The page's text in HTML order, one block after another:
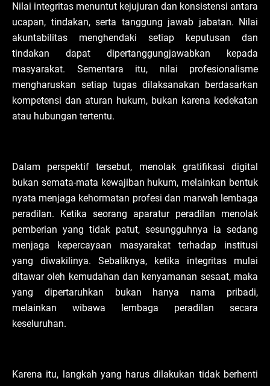
Nilai integritas menuntut kejujuran dan konsistensi antara
ucapan, tindakan, serta tanggung jawab jabatan. Nilai
akuntabilitas menghendaki setiap keputusan dan
tindakan dapat dipertanggungjawabkan kepada
masyarakat. Sementara itu, nilai profesionalisme
mengharuskan setiap tugas dilaksanakan berdasarkan
kompetensi dan aturan hukum, bukan karena kedekatan
atau hubungan tertentu.
Dalam perspektif tersebut, menolak gratifikasi digital
bukan semata-mata kewajiban hukum, melainkan bentuk
nyata menjaga kehormatan profesi dan marwah lembaga
peradilan. Ketika seorang aparatur peradilan menolak
pemberian yang tidak patut, sesungguhnya ia sedang
menjaga kepercayaan masyarakat terhadap institusi
yang diwakilinya. Sebaliknya, ketika integritas mulai
ditawar oleh kemudahan dan kenyamanan sesaat, maka
yang dipertaruhkan bukan hanya nama pribadi,
melainkan wibawa lembaga peradilan secara
keseluruhan.
Karena itu, langkah yang harus dilakukan tidak berhenti